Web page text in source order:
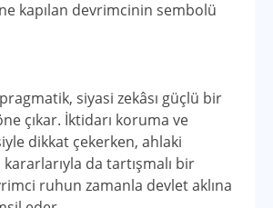
kapılan devrimcinin sembolü
siyasi zekâsı güçlü bir
çıkar. İktidarı koruma ve
dikkat çekerken, ahlaki
kararlarıyla da tartışmalı bir
ruhun zamanla devlet aklına